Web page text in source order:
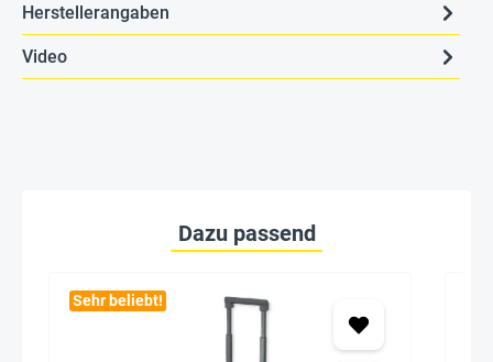
Herstellerangaben
Video
Dazu passend
Sehr beliebt!